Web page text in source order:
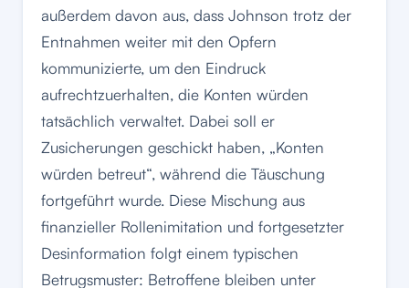
außerdem davon aus, dass Johnson trotz der
Entnahmen weiter mit den Opfern
kommunizierte, um den Eindruck
aufrechtzuerhalten, die Konten würden
tatsächlich verwaltet. Dabei soll er
Zusicherungen geschickt haben, „Konten
würden betreut“, während die Täuschung
fortgeführt wurde. Diese Mischung aus
finanzieller Rollenimitation und fortgesetzter
Desinformation folgt einem typischen
Betrugsmuster: Betroffene bleiben unter